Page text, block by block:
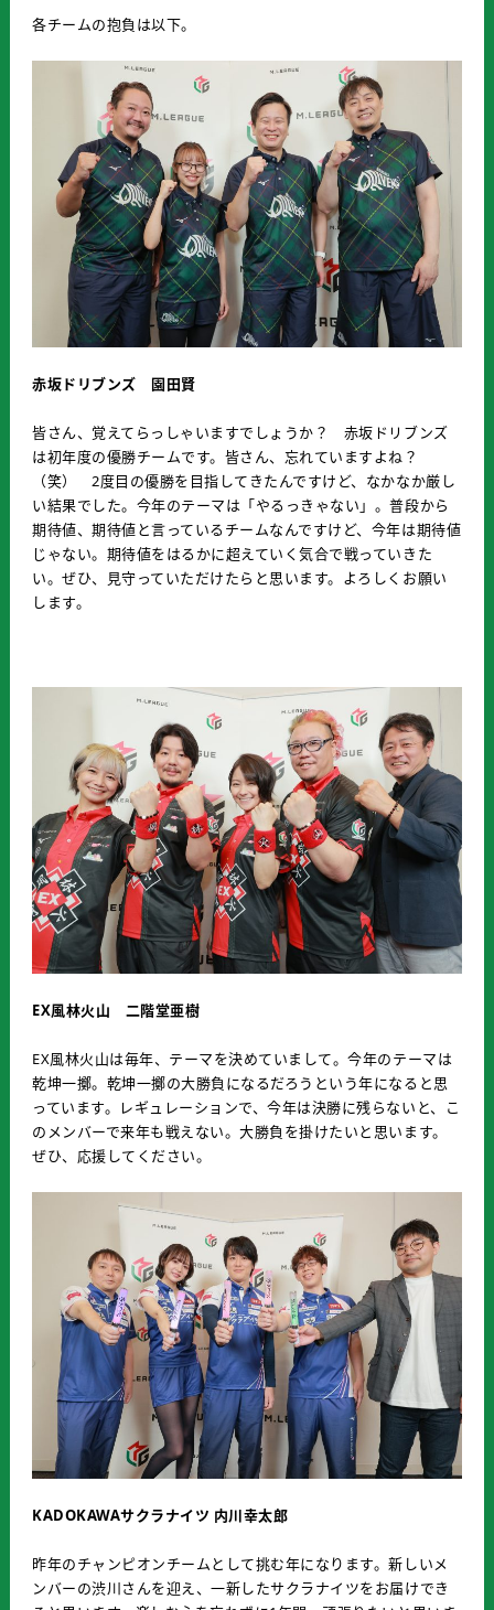
各チームの抱負は以下。
赤坂ドリブンズ 園田賢
皆さん、覚えてらっしゃいますでしょうか？ 赤坂ドリブンズ
は初年度の優勝チームです。皆さん、忘れていますよね？
（笑） 2度目の優勝を目指してきたんですけど、なかなか厳し
い結果でした。今年のテーマは「やるっきゃない」。普段から
期待値、期待値と言っているチームなんですけど、今年は期待値
じゃない。期待値をはるかに超えていく気合で戦っていきた
い。ぜひ、見守っていただけたらと思います。よろしくお願い
します。
EX風林火山 二階堂亜樹
EX風林火山は毎年、テーマを決めていまして。今年のテーマは
乾坤一擲。乾坤一擲の大勝負になるだろうという年になると思
っています。レギュレーションで、今年は決勝に残らないと、こ
のメンバーで来年も戦えない。大勝負を掛けたいと思います。
ぜひ、応援してください。
KADOKAWAサクラナイツ 内川幸太郎
昨年のチャンピオンチームとして挑む年になります。新しいメ
ンバーの渋川さんを迎え、一新したサクラナイツをお届けでき